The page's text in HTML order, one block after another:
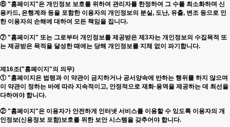
⑥ "홈페이지"은 개인정보 보호를 위하여 관리자를 한정하여 그 수를 최소화하며 신
용카드, 은행계좌 등을 포함한 이용자의 개인정보의 분실, 도난, 유출, 변조 등으로 인
한 이용자의 손해에 대하여 모든 책임을 집니다.
⑦ "홈페이지" 또는 그로부터 개인정보를 제공받은 제3자는 개인정보의 수집목적 또
는 제공받은 목적을 달성한 때에는 당해 개인정보를 지체 없이 파기합니다.
제16조("홈페이지"의 의무)
① "홈페이지은 법령과 이 약관이 금지하거나 공서양속에 반하는 행위를 하지 않으며
이 약관이 정하는 바에 따라 지속적이고, 안정적으로 재화·용역을 제공하는 데 최선을
다하여야 합니다.
② "홈페이지"은 이용자가 안전하게 인터넷 서비스를 이용할 수 있도록 이용자의 개
인정보(신용정보 포함)보호를 위한 보안 시스템을 갖추어야 합니다.